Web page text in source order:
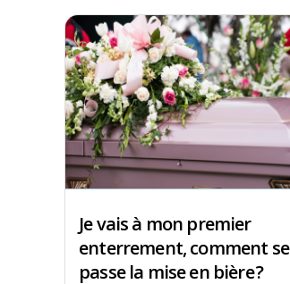
Je vais à mon premier
enterrement, comment se
passe la mise en bière ?